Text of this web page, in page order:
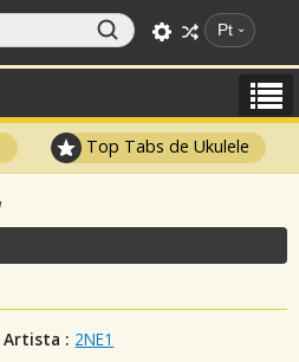
Pt
Top Tabs de Ukulele
Artista : 2NE1